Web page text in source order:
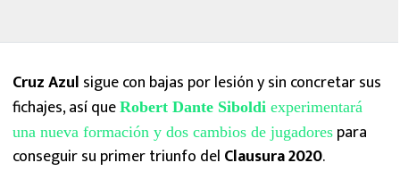
Cruz Azul sigue con bajas por lesión y sin concretar sus
fichajes, así que Robert Dante Siboldi experimentará
una nueva formación y dos cambios de jugadores para
conseguir su primer triunfo del Clausura 2020.